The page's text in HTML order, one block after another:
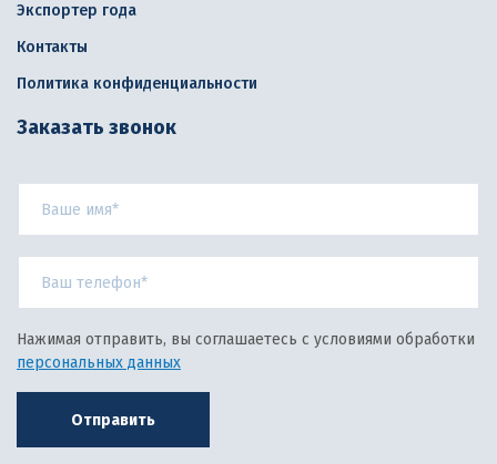
Экспортер года
Контакты
Политика конфиденциальности
Заказать звонок
Нажимая отправить, вы соглашаетесь с условиями обработки
персональных данных
Отправить